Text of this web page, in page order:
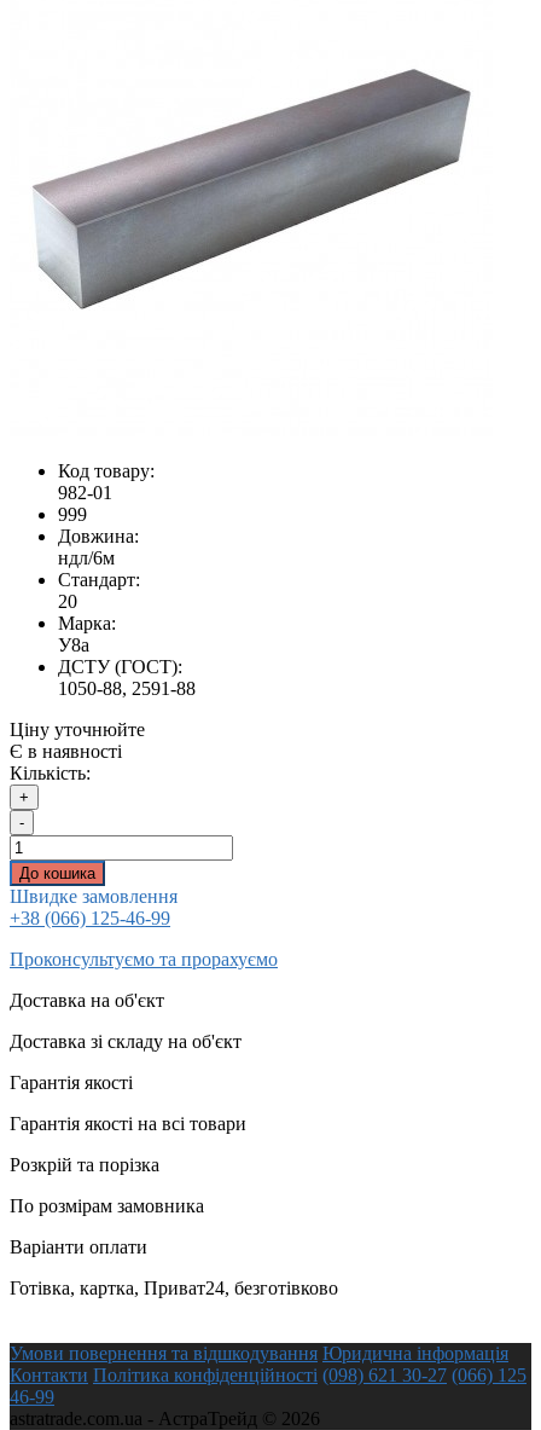
Код товару:
982-01
999
Довжина:
ндл/6м
Стандарт:
20
Марка:
У8а
ДСТУ (ГОСТ):
1050-88, 2591-88
Ціну уточнюйте
Є в наявності
Кількість:
+
-
До кошика
Швидке замовлення
+38 (066) 125-46-99
Проконсультуємо та прорахуємо
Доставка на об'єкт
Доставка зі складу на об'єкт
Гарантія якості
Гарантія якості на всі товари
Розкрій та порізка
По розмірам замовника
Варіанти оплати
Готівка, картка, Приват24, безготівково
Умови повернення та відшкодування Юридична інформація
Контакти Політика конфіденційності (098) 621 30-27 (066) 125
46-99
astratrade.com.ua - АстраТрейд © 2026